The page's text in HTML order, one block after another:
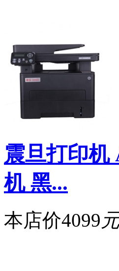
震旦打印机
机 黑...
本店价4099